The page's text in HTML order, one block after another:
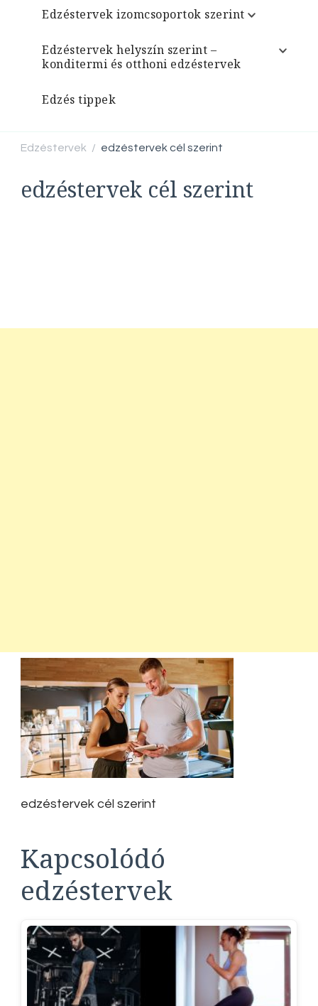
Edzéstervek izomcsoportok szerint
Edzéstervek helyszín szerint –
konditermi és otthoni edzéstervek
Edzés tippek
Edzéstervek / edzéstervek cél szerint
edzéstervek cél szerint
edzéstervek cél szerint
Kapcsolódó
edzéstervek